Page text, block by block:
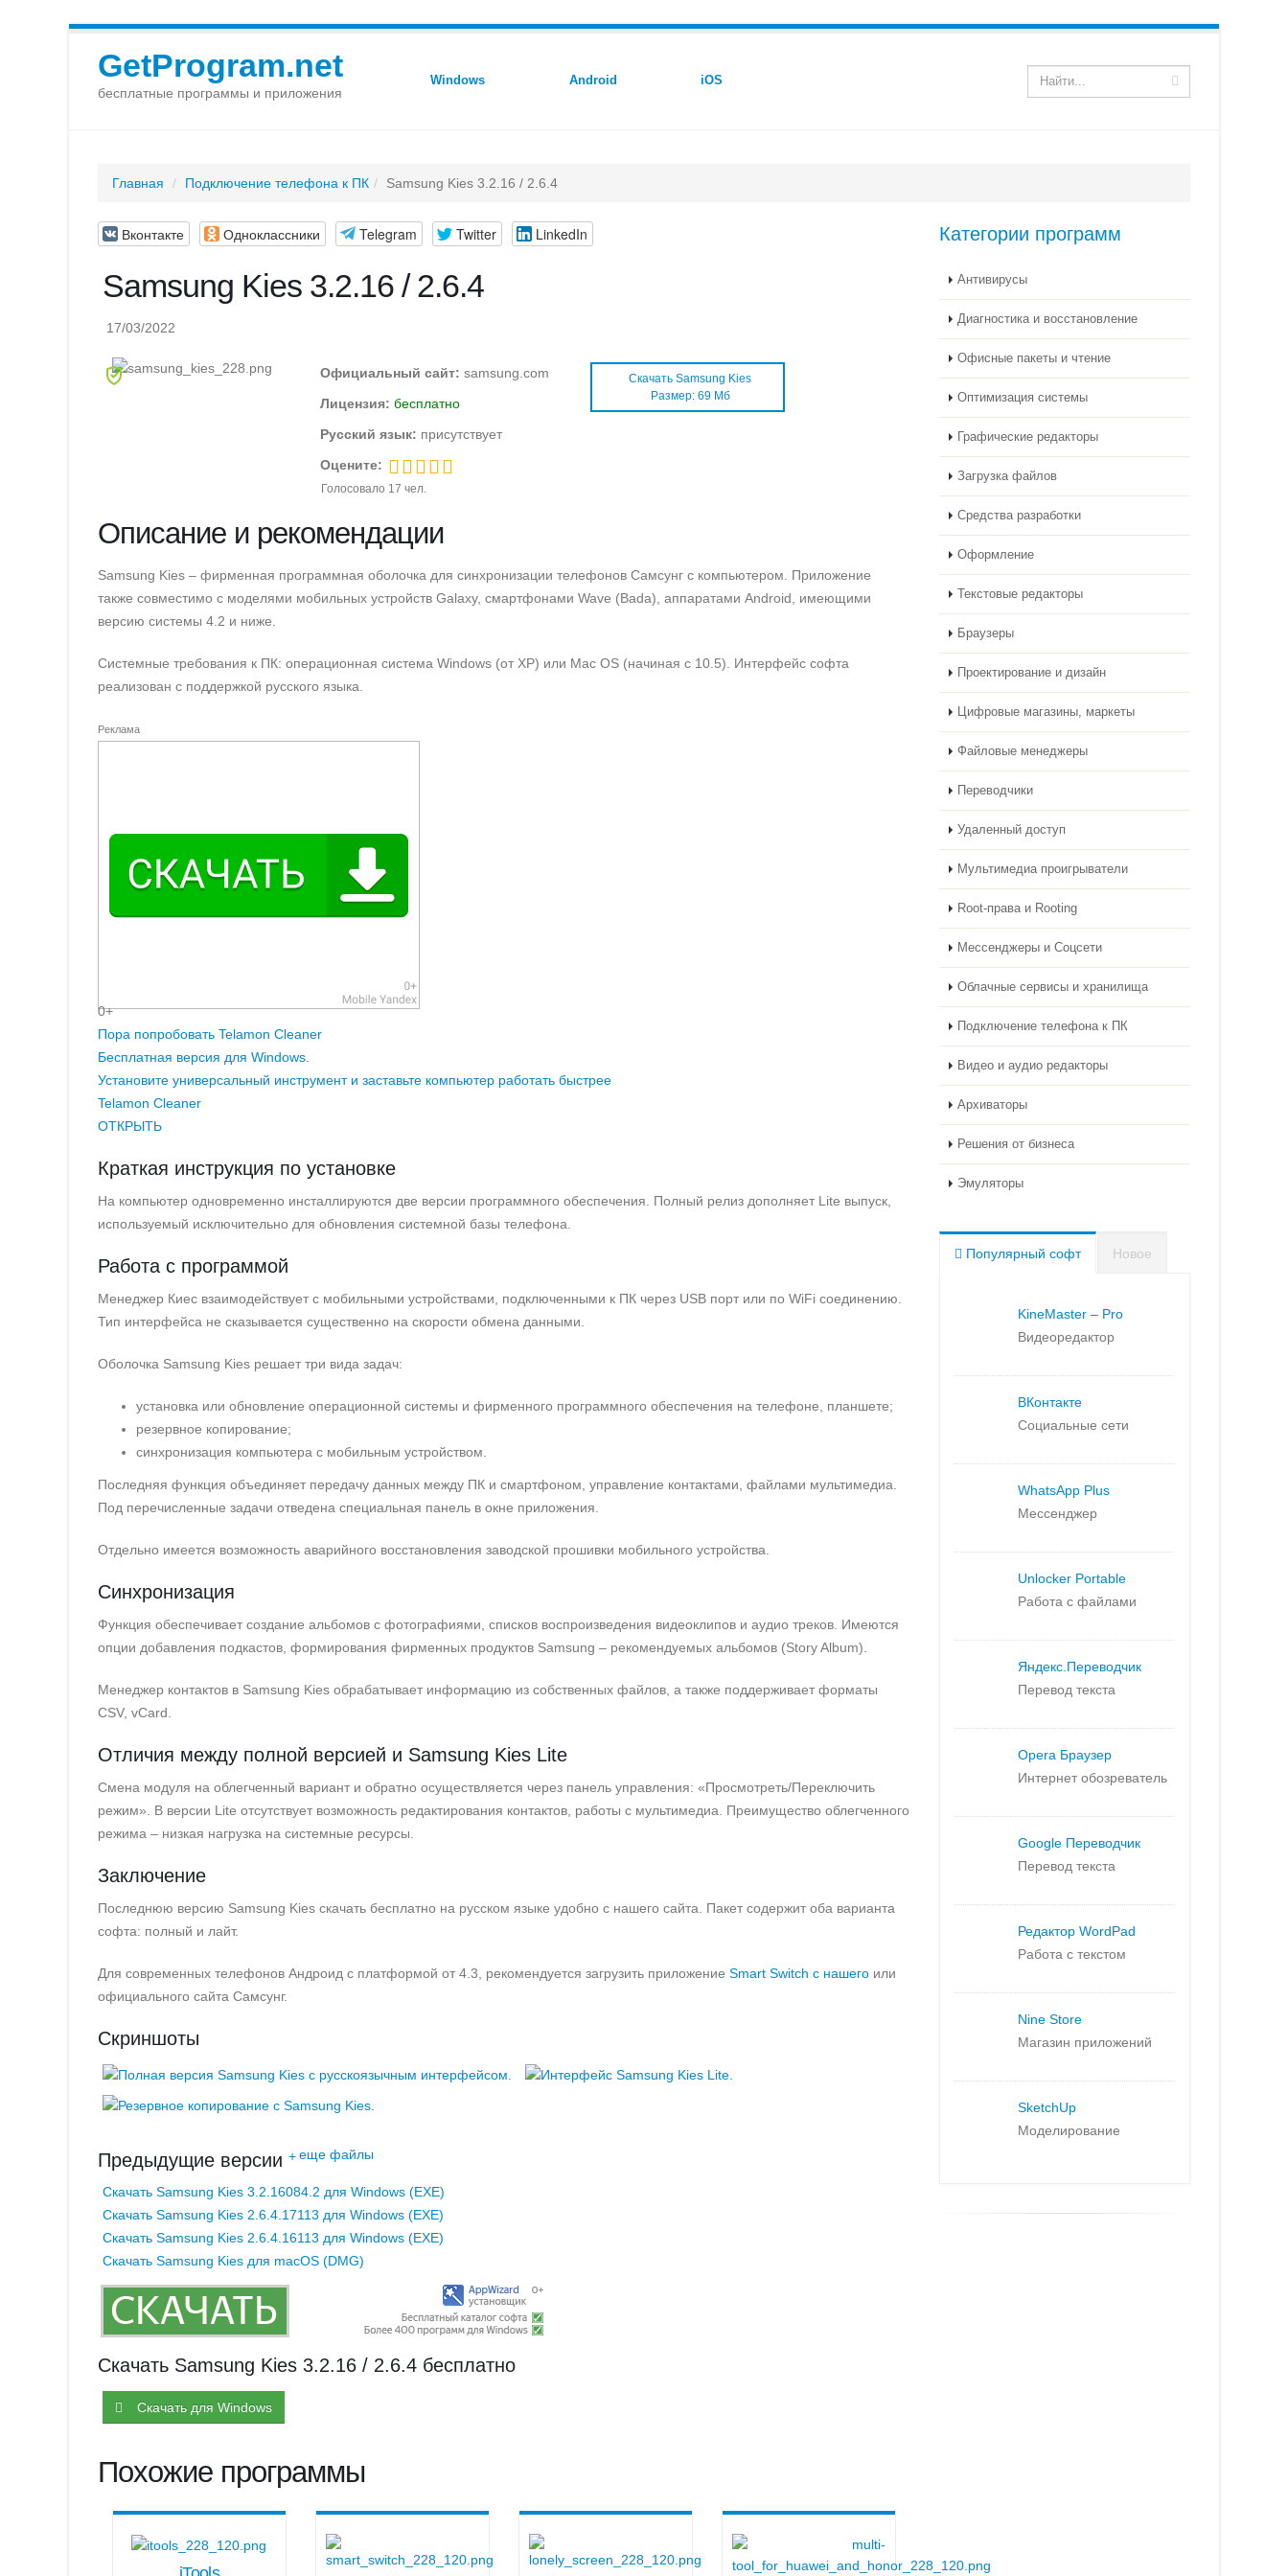
GetProgram.net
бесплатные программы и приложения
Windows Android iOS
Главная Подключение телефона к ПК Samsung Kies 3.2.16 / 2.6.4
Вконтакте Одноклассники Telegram Twitter LinkedIn
Samsung Kies 3.2.16 / 2.6.4
17/03/2022
Официальный сайт: samsung.com
Лицензия: бесплатно
Русский язык: присутствует
Оцените:
Голосовало 17 чел.
Скачать Samsung Kies
Размер: 69 Мб
Описание и рекомендации
Samsung Kies – фирменная программная оболочка для синхронизации телефонов Самсунг с компьютером. Приложение
также совместимо с моделями мобильных устройств Galaxy, смартфонами Wave (Bada), аппаратами Android, имеющими
версию системы 4.2 и ниже.
Системные требования к ПК: операционная система Windows (от XP) или Mac OS (начиная с 10.5). Интерфейс софта
реализован с поддержкой русского языка.
Реклама
0+
Пора попробовать Telamon Cleaner
Бесплатная версия для Windows.
Установите универсальный инструмент и заставьте компьютер работать быстрее
Telamon Cleaner
ОТКРЫТЬ
Краткая инструкция по установке
На компьютер одновременно инсталлируются две версии программного обеспечения. Полный релиз дополняет Lite выпуск,
используемый исключительно для обновления системной базы телефона.
Работа с программой
Менеджер Киес взаимодействует с мобильными устройствами, подключенными к ПК через USB порт или по WiFi соединению.
Тип интерфейса не сказывается существенно на скорости обмена данными.
Оболочка Samsung Kies решает три вида задач:
установка или обновление операционной системы и фирменного программного обеспечения на телефоне, планшете;
резервное копирование;
синхронизация компьютера с мобильным устройством.
Последняя функция объединяет передачу данных между ПК и смартфоном, управление контактами, файлами мультимедиа.
Под перечисленные задачи отведена специальная панель в окне приложения.
Отдельно имеется возможность аварийного восстановления заводской прошивки мобильного устройства.
Синхронизация
Функция обеспечивает создание альбомов с фотографиями, списков воспроизведения видеоклипов и аудио треков. Имеются
опции добавления подкастов, формирования фирменных продуктов Samsung – рекомендуемых альбомов (Story Album).
Менеджер контактов в Samsung Kies обрабатывает информацию из собственных файлов, а также поддерживает форматы
CSV, vCard.
Отличия между полной версией и Samsung Kies Lite
Смена модуля на облегченный вариант и обратно осуществляется через панель управления: «Просмотреть/Переключить
режим». В версии Lite отсутствует возможность редактирования контактов, работы с мультимедиа. Преимущество облегченного
режима – низкая нагрузка на системные ресурсы.
Заключение
Последнюю версию Samsung Kies скачать бесплатно на русском языке удобно с нашего сайта. Пакет содержит оба варианта
софта: полный и лайт.
Для современных телефонов Андроид с платформой от 4.3, рекомендуется загрузить приложение Smart Switch с нашего или
официального сайта Самсунг.
Скриншоты
Предыдущие версии +еще файлы
Скачать Samsung Kies 3.2.16084.2 для Windows (EXE)
Скачать Samsung Kies 2.6.4.17113 для Windows (EXE)
Скачать Samsung Kies 2.6.4.16113 для Windows (EXE)
Скачать Samsung Kies для macOS (DMG)
Скачать Samsung Kies 3.2.16 / 2.6.4 бесплатно
Скачать для Windows
Похожие программы
Категории программ
Антивирусы
Диагностика и восстановление
Офисные пакеты и чтение
Оптимизация системы
Графические редакторы
Загрузка файлов
Средства разработки
Оформление
Текстовые редакторы
Браузеры
Проектирование и дизайн
Цифровые магазины, маркеты
Файловые менеджеры
Переводчики
Удаленный доступ
Мультимедиа проигрыватели
Root-права и Rooting
Мессенджеры и Соцсети
Облачные сервисы и хранилища
Подключение телефона к ПК
Видео и аудио редакторы
Архиваторы
Решения от бизнеса
Эмуляторы
Популярный софт Новое
KineMaster – Pro
Видеоредактор
ВКонтакте
Социальные сети
WhatsApp Plus
Мессенджер
Unlocker Portable
Работа с файлами
Яндекс. Переводчик
Перевод текста
Opera Браузер
Интернет обозреватель
Google Переводчик
Перевод текста
Редактор WordPad
Работа с текстом
Nine Store
Магазин приложений
SketchUp
Моделирование